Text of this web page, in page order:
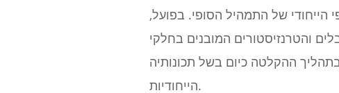
הייחודי של התמהיל הסופי. בפועל,
והטרנזיסטורים המובנים בחלקי
ההקלטה כיום בשל תכונותיה
הייחודיות.